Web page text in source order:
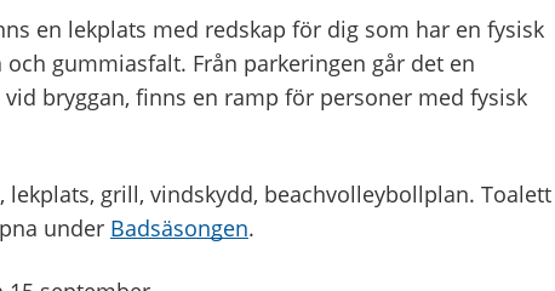
en lekplats med redskap för dig som har en fysisk
gummiasfalt. Från parkeringen går det en
bryggan, finns en ramp för personer med fysisk
lekplats, grill, vindskydd, beachvolleybollplan. Toalett
under Badsäsongen.